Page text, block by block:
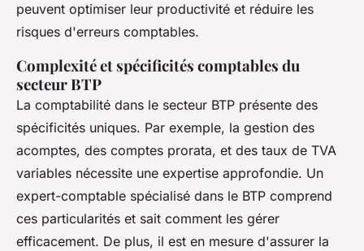
peuvent optimiser leur productivité et réduire les
risques d'erreurs comptables.
Complexité et spécificités comptables du
secteur BTP
La comptabilité dans le secteur BTP présente des
spécificités uniques. Par exemple, la gestion des
acomptes, des comptes prorata, et des taux de TVA
variables nécessite une expertise approfondie. Un
expert-comptable spécialisé dans le BTP comprend
ces particularités et sait comment les gérer
efficacement. De plus, il est en mesure d'assurer la